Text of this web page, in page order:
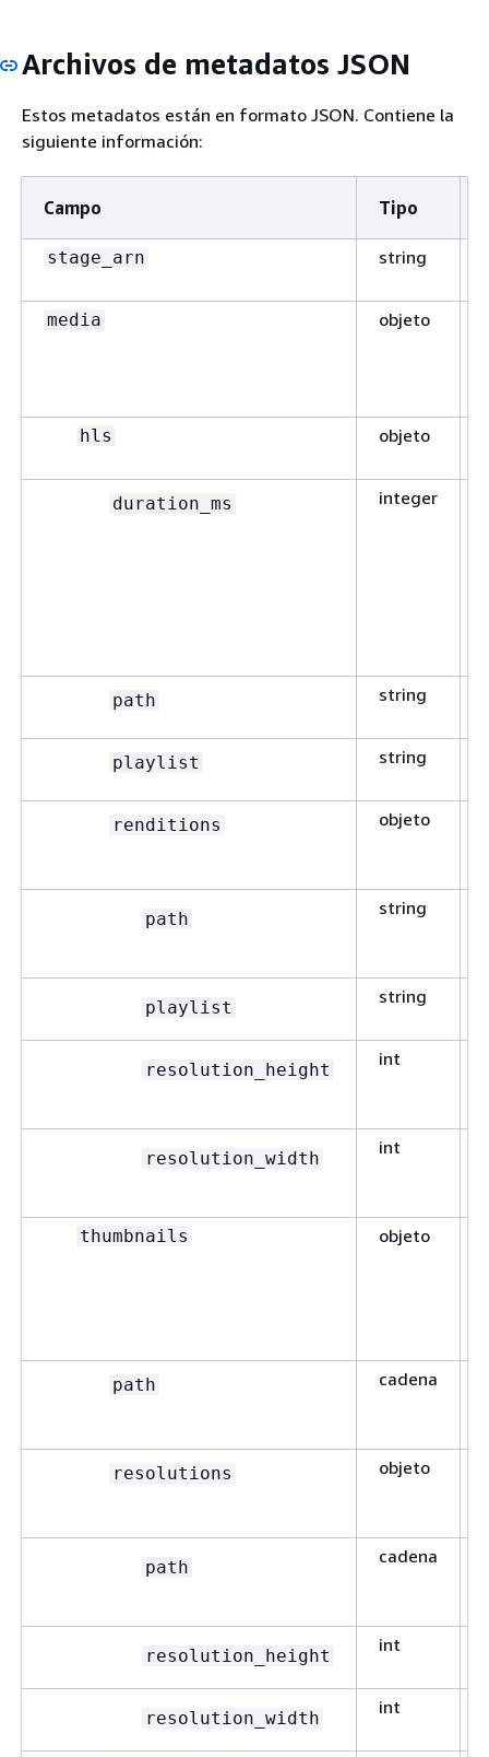
Archivos de metadatos JSON
Estos metadatos están en formato JSON. Contiene la
siguiente información:
Campo Tipo
stage_arn string
media objeto
hls objeto
duration_ms integer
path string
playlist string
renditions objeto
path
string
playlist
string
resolution_height
int
resolution_width
int
thumbnails objeto
path cadena
resolutions objeto
path
cadena
resolution_height
int
resolution_width
int